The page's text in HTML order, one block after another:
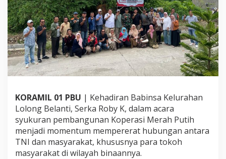
u
r
a
n
P
e
m
b
a
g
u
a
n
K
o
KORAMIL 01 PBU | Kehadiran Babinsa Kelurahan
Lolong Belanti, Serka Roby K, dalam acara
syukuran pembangunan Koperasi Merah Putih
menjadi momentum mempererat hubungan antara
TNI dan masyarakat, khususnya para tokoh
masyarakat di wilayah binaannya.